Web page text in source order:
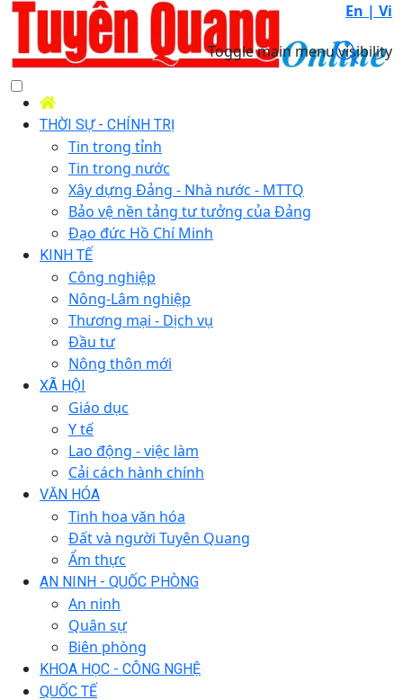
En | Vi
Toggle main menu visibility
THỜI SỰ - CHÍNH TRỊ
Tin trong tỉnh
Tin trong nước
Xây dựng Đảng - Nhà nước - MTTQ
Bảo vệ nền tảng tư tưởng của Đảng
Đạo đức Hồ Chí Minh
KINH TẾ
Công nghiệp
Nông-Lâm nghiệp
Thương mại - Dịch vụ
Đầu tư
Nông thôn mới
XÃ HỘI
Giáo dục
Y tế
Lao động - việc làm
Cải cách hành chính
VĂN HÓA
Tinh hoa văn hóa
Đất và người Tuyên Quang
Ẩm thực
AN NINH - QUỐC PHÒNG
An ninh
Quân sự
Biên phòng
KHOA HỌC - CÔNG NGHỆ
QUỐC TẾ